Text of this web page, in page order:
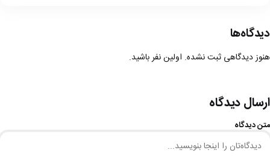
دیدگاه‌ها
هنوز دیدگاهی ثبت نشده. اولین نفر باشید.
ارسال دیدگاه
متن دیدگاه